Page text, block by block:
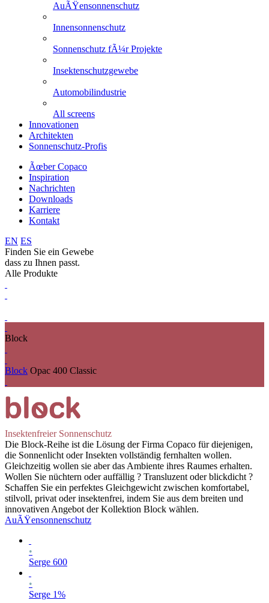
AuÃŸensonnenschutz
Innensonnenschutz
Sonnenschutz fÃ¼r Projekte
Insektenschutzgewebe
Automobilindustrie
All screens
Innovationen
Architekten
Sonnenschutz-Profis
Ãœber Copaco
Inspiration
Nachrichten
Downloads
Karriere
Kontakt
EN ES
Finden Sie ein Gewebe
dass zu Ihnen passt.
Alle Produkte
Block
Block Opac 400 Classic
Insektenfreier Sonnenschutz
Die Block-Reihe ist die Lösung der Firma Copaco für diejenigen,
die Sonnenlicht oder Insekten vollständig fernhalten wollen.
Gleichzeitig wollen sie aber das Ambiente ihres Raumes erhalten.
Wollen Sie nüchtern oder auffällig ? Transluzent oder blickdicht ?
Schaffen Sie ein perfektes Gleichgewicht zwischen komfortabel,
stilvoll, privat oder insektenfrei, indem Sie aus dem breiten und
innovativen Angebot der Kollektion Block wählen.
AuÃŸensonnenschutz
•
Serge 600
•
Serge 1%